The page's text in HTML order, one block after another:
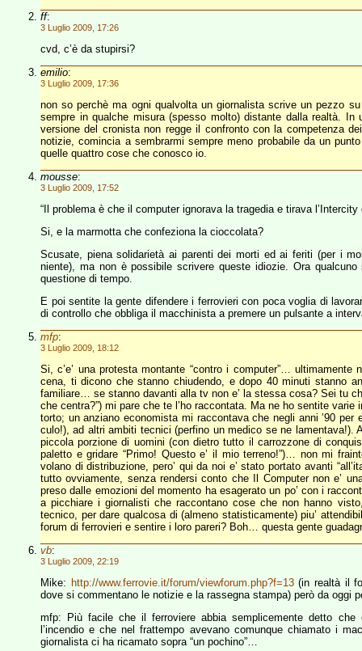
ff:
3 Luglio 2009, 17:26
cvd, c’è da stupirsi?
emilio:
3 Luglio 2009, 17:36
non so perchè ma ogni qualvolta un giornalista scrive un pezzo
sempre in qualche misura (spesso molto) distante dalla realtà.
versione del cronista non regge il confronto con la competenza
notizie, comincia a sembrarmi sempre meno probabile da un
quelle quattro cose che conosco io.
mousse:
3 Luglio 2009, 17:52
“Il problema è che il computer ignorava la tragedia e tirava
Si, e la marmotta che confeziona la cioccolata?
Scusate, piena solidarietà ai parenti dei morti ed ai feriti (per i
niente), ma non è possibile scrivere queste idiozie. Ora qualcuno
questione di tempo.
E poi sentite la gente difendere i ferrovieri con poca voglia di
di controllo che obbliga il macchinista a premere un pulsante a
mfp:
3 Luglio 2009, 18:12
Si, c’e’ una protesta montante “contro i computer”…
cena, ti dicono che stanno chiudendo, e dopo 40 minuti stanno
familiare… se stanno davanti alla tv non e’ la stessa cosa? Sei tu
che centra?”) mi pare che te l’ho raccontata. Ma ne ho sentite
torto; un anziano economista mi raccontava che negli anni ’90
culo!), ad altri ambiti tecnici (perfino un medico se ne
piccola porzione di uomini (con dietro tutto il carrozzone di
paletto e gridare “Primo! Questo e’ il mio terreno!”)… non mi
volano di distribuzione, pero’ qui da noi e’ stato portato avanti
tutto ovviamente, senza rendersi conto che Il Computer non e’
preso dalle emozioni del momento ha esagerato un po’ con i
a picchiare i giornalisti che raccontano cose che non hanno
tecnico, per dare qualcosa di (almeno statisticamente) piu’
forum di ferrovieri e sentire i loro pareri? Boh… questa gente
vb:
3 Luglio 2009, 22:19
Mike: http://www.ferrovie.it/forum/viewforum.php?f=13(in realtà il
dove si commentano le notizie e la rassegna stampa) però da oggi
mfp: Più facile che il ferroviere abbia semplicemente detto
l’incendio e che nel frattempo avevano comunque chiamato i
giornalista ci ha ricamato sopra “un pochino”…